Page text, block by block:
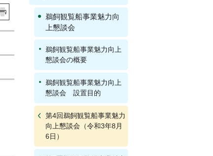
鵜飼観覧船事業魅力向
上懇談会
鵜飼観覧船事業魅力向上
懇談会の概要
鵜飼観覧船事業魅力向上
懇談会 設置目的
第4回鵜飼観覧船事業魅力
向上懇談会（令和3年8月
6日）